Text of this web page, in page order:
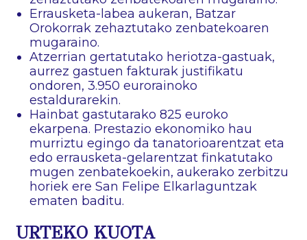
Errausketa-labea aukeran, Batzar
Orokorrak zehaztutako zenbatekoaren
mugaraino.
Atzerrian gertatutako heriotza-gastuak,
aurrez gastuen fakturak justifikatu
ondoren, 3.950 eurorainoko
estaldurarekin.
Hainbat gastutarako 825 euroko
ekarpena. Prestazio ekonomiko hau
murriztu egingo da tanatorioarentzat eta
edo errausketa-gelarentzat finkatutako
mugen zenbatekoekin, aukerako zerbitzu
horiek ere San Felipe Elkarlaguntzak
ematen baditu.
URTEKO KUOTA